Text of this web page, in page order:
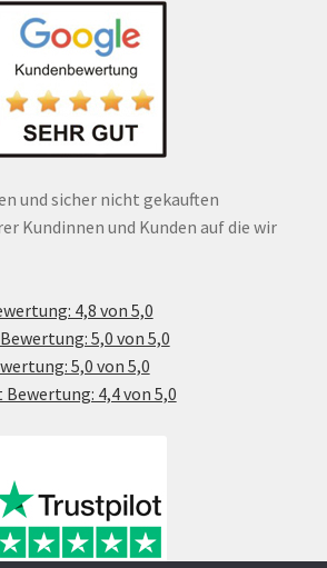
und sicher nicht gekauften
Kundinnen und Kunden auf die wir
4,8 von 5,0
5,0 von 5,0
5,0 von 5,0
4,4 von 5,0